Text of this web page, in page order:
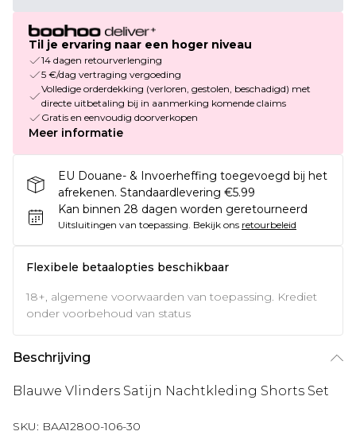
Til je ervaring naar een hoger niveau
14 dagen retourverlenging
5 €/dag vertraging vergoeding
Volledige orderdekking (verloren, gestolen, beschadigd) met
directe uitbetaling bij in aanmerking komende claims
Gratis en eenvoudig doorverkopen
Meer informatie
EU Douane- & Invoerheffing toegevoegd bij het
afrekenen. Standaardlevering €5.99
Kan binnen 28 dagen worden geretourneerd
Uitsluitingen van toepassing. Bekijk ons retourbeleid
Flexibele betaalopties beschikbaar
18+, algemene voorwaarden van toepassing. Krediet
onder voorbehoud van status
Beschrijving
Blauwe Vlinders Satijn Nachtkleding Shorts Set
SKU: BAA12800-106-30